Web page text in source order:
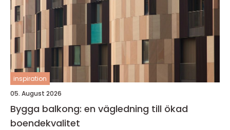
inspiration
05. August 2026
Bygga balkong: en vägledning till ökad
boendekvalitet